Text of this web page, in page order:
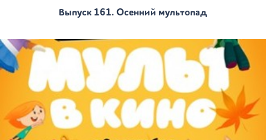
Выпуск 161. Осенний мультопад